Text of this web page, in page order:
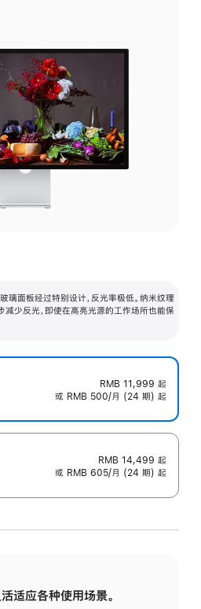
璃面板经过特别设计，反光率极低。纳米纹理
减少反光，即使在高亮光源的工作场所也能保
RMB 11,999 起
或 RMB 500/月 (24 期) 起
RMB 14,499 起
或 RMB 605/月 (24 期) 起
适应各种使用场景。